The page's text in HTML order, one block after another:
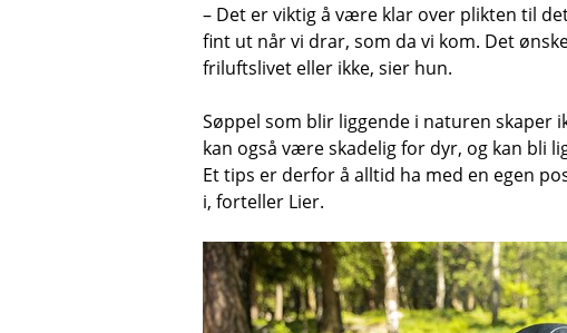
– Det er viktig å være klar over plikten til
fint ut når vi drar, som da vi kom. Det
friluftslivet eller ikke, sier hun.
Søppel som blir liggende i naturen
kan også være skadelig for dyr, og kan bli
Et tips er derfor å alltid ha med en egen
i, forteller Lier.